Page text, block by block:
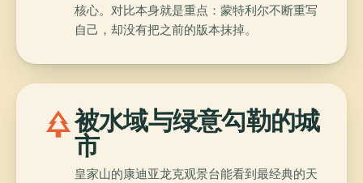
核心。对比本身就是重点：蒙特利尔不断重写
自己，却没有把之前的版本抹掉。
park被水域与绿意勾勒的城
市
皇家山的康迪亚龙克观景台能看到最经典的天